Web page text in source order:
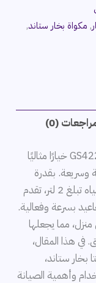
, مكواة بخار ستاند,
(0)
تعتبر مكواة ملابس بخار ستاند ميانتا GS42206A خيارًا مثاليًا
وسريعة. بقدرة
تسخين تصل إلى 1800 وات وسعة خزان مياه تبلغ 2 لتر، تقدم
بسرعة وفعالية.
مما يجعلها
في هذا المقال،
ستاند،
وأهمية الصيانة